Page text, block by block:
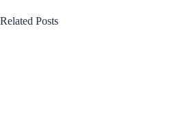
Related Posts